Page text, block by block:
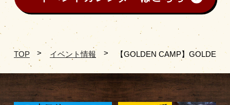
TOP イベント情報 【GOLDEN CAMP】GOLDEN